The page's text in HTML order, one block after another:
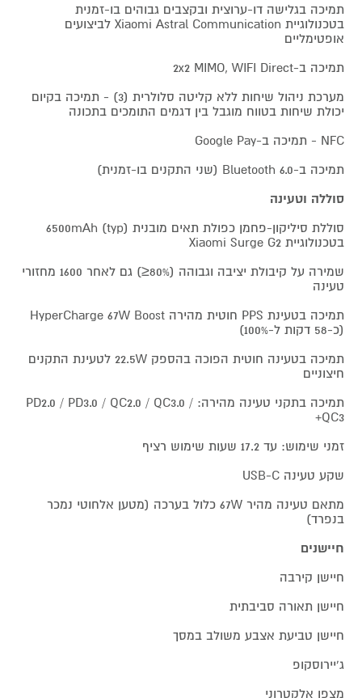
תמיכה בגלישה דו-ערוצית ובקצבים גבוהים בו-זמנית
בטכנולוגיית Xiaomi Astral Communication לביצועים
אופטימליים
תמיכה ב-2x2 MIMO, WIFI Direct
מערכת ניהול שיחות ללא קליטה סלולרית (3) - תמיכה בקיום
יכולת שיחות בטווח מוגבל בין דגמים התומכים בתכונה
NFC - תמיכה ב-Google Pay
תמיכה ב-Bluetooth 6.0 (שני התקנים בו-זמנית)
סוללה וטעינה
סוללת סיליקון-פחמן כפולת תאים מובנית 6500mAh (typ)
בטכנולוגיית Xiaomi Surge G2
שמירה על קיבולת יציבה וגבוהה (80%≤) גם לאחר 1600 מחזורי
טעינה
תמיכה בטעינת PPS חוטית מהירה HyperCharge 67W Boost
(כ-58 דקות ל-100%)
תמיכה בטעינה חוטית הפוכה בהספק 22.5W לטעינת התקנים
חיצוניים
תמיכה בתקני טעינה מהירה: PD2.0 / PD3.0 / QC2.0 / QC3.0 /
QC3+
זמני שימוש: עד 17.2 שעות שימוש רציף
שקע טעינה USB-C
מתאם טעינה מהיר 67W כלול בערכה (מטען אלחוטי נמכר
בנפרד)
חיישנים
חיישן קירבה
חיישן תאורה סביבתית
חיישן טביעת אצבע משולב במסך
ג'יירוסקופ
מצפן אלקטרוני